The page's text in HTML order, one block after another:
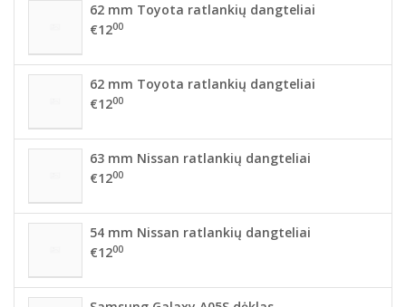
62 mm Toyota ratlankių dangteliai
€1200
62 mm Toyota ratlankių dangteliai
€1200
63 mm Nissan ratlankių dangteliai
€1200
54 mm Nissan ratlankių dangteliai
€1200